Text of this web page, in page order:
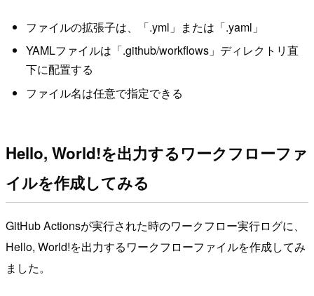
ファイルの拡張子は、「.yml」または「.yaml」
YAMLファイルは「.github/workflows」ディレクトリ直
下に配置する
ファイル名は任意で指定できる
Hello, World!を出力するワークフローファ
イルを作成してみる
GitHub Actionsが実行された時のワークフロー実行ログに、
Hello, World!を出力するワークフローファイルを作成してみ
ました。